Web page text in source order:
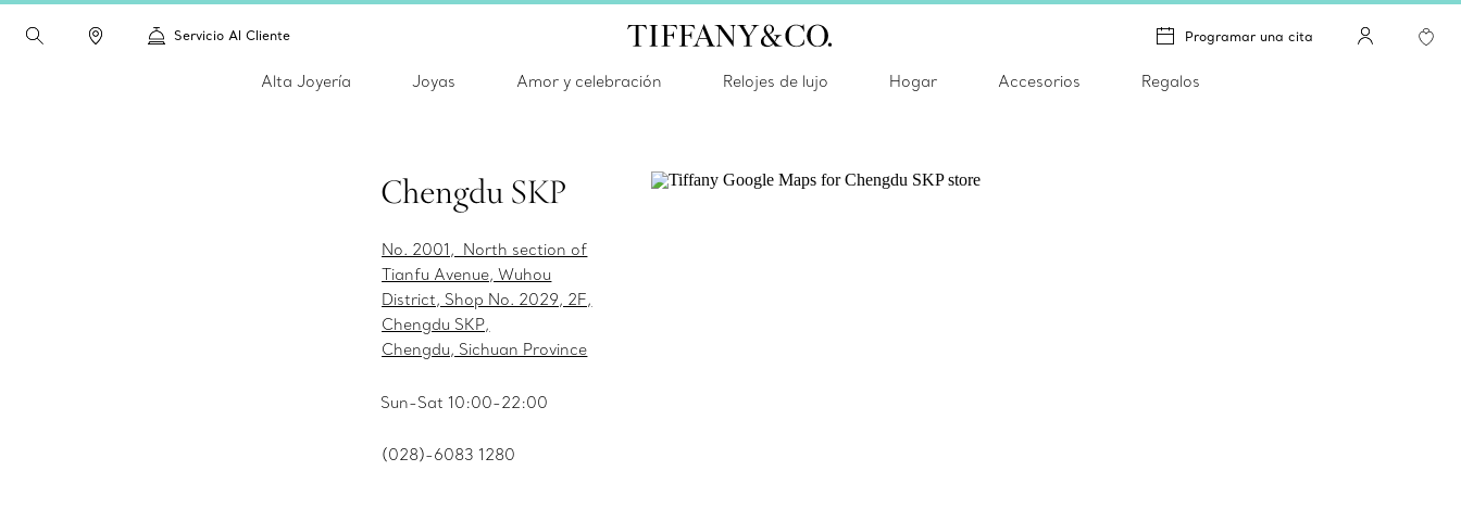
Servicio Al Cliente Programar una cita
Alta Joyería Joyas Amor y celebración Relojes de lujo Hogar Accesorios Regalos
Chengdu SKP
No. 2001, North section of
Tianfu Avenue, Wuhou
District, Shop No. 2029, 2F,
Chengdu SKP,
Chengdu, Sichuan Province
Sun-Sat 10:00-22:00
(028)-6083 1280